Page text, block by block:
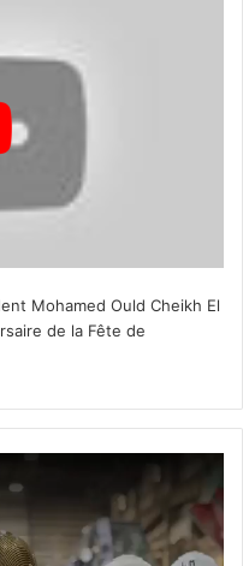
Mohamed Ould Cheikh El
de la Fête de